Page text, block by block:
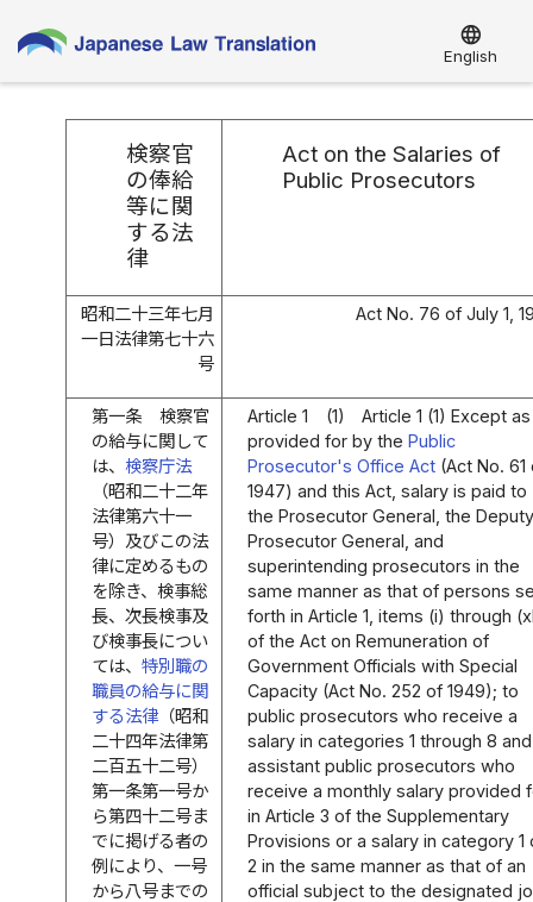
language
English
検察官
の俸給
等に関
する法
律
Act on the Salaries of
Public Prosecutors
昭和二十三年七月
一日法律第七十六
号
Act No. 76 of July 1,
第一条
検察官
の給与に関して
は、検察庁法
（昭和二十二年
法律第六十一
号）及びこの法
律に定めるもの
を除き、検事総
長、次長検事及
び検事長につい
ては、特別職の
職員の給与に関
する法律（昭和
二十四年法律第
二百五十二号）
第一条第一号か
ら第四十二号ま
でに掲げる者の
例により、一号
から八号までの
Article 1 (1)
Article 1 (1) Except as
provided for by thePublic
Prosecutor's Office Act (Act No. 61
1947) and this Act, salary is paid to
the Prosecutor General, the
Prosecutor General, and
superintending prosecutors in the
same manner as that of persons
forth in Article 1, items (i) through
of the Act on Remuneration of
Government Officials with Special
Capacity (Act No. 252 of 1949); to
public prosecutors who receive a
salary in categories 1 through 8 and
assistant public prosecutors who
receive a monthly salary provided
in Article 3 of the Supplementary
Provisions or a salary in category 1
2 in the same manner as that of an
official subject to the designated